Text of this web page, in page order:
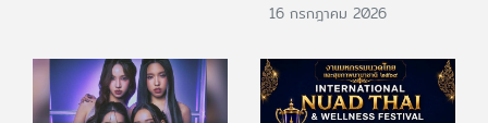
16 กรกฎาคม 2026